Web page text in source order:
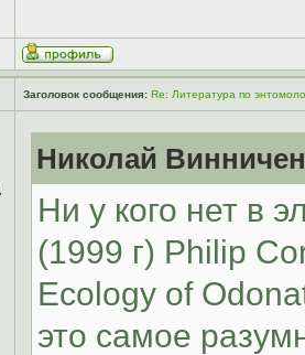
Заголовок сообщения: Re: Литература по
Николай
Ни у кого нет в
(1999 г) Philip
Ecology of
это самое